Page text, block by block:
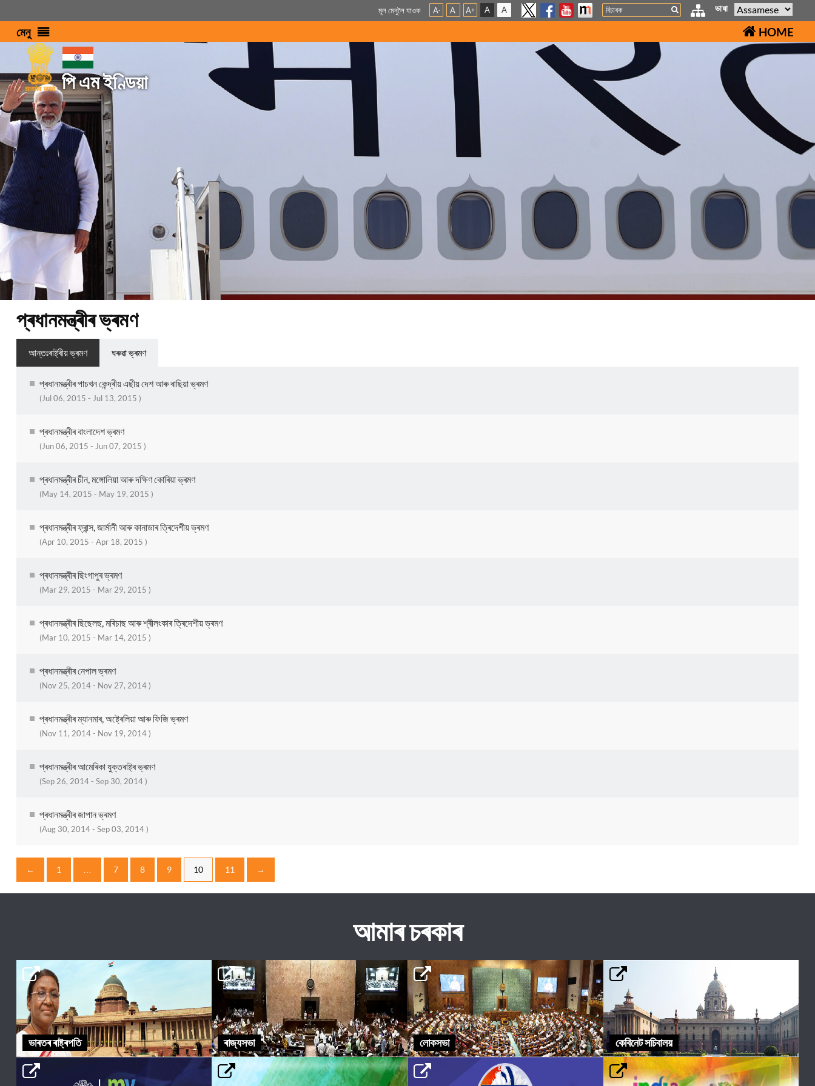
মূল মেনুলৈ যাওক A- A A+ A A Search ভাষা
মেনু HOME
পি এম ইণ্ডিয়া
প্ৰধানমন্ত্ৰীৰ ভ্ৰমণ
আন্তঃৰাষ্ট্ৰীয় ভ্ৰমণ ঘৰুৱা ভ্ৰমণ
প্ৰধানমন্ত্ৰীৰ পাচখন কেন্দ্ৰীয় এছীয় দেশ আৰু ৰাছিয়া ভ্ৰমণ
(Jul 06, 2015 - Jul 13, 2015 )
প্ৰধানমন্ত্ৰীৰ বাংলাদেশ ভ্ৰমণ
(Jun 06, 2015 - Jun 07, 2015 )
প্ৰধানমন্ত্ৰীৰ চীন, মঙ্গোলিয়া আৰু দক্ষিণ কোৰিয়া ভ্ৰমণ
(May 14, 2015 - May 19, 2015 )
প্ৰধানমন্ত্ৰীৰ ফ্ৰান্স, জাৰ্মানী আৰু কানাডাৰ ত্ৰিদেশীয় ভ্ৰমণ
(Apr 10, 2015 - Apr 18, 2015 )
প্ৰধানমন্ত্ৰীৰ ছিংগাপুৰ ভ্ৰমণ
(Mar 29, 2015 - Mar 29, 2015 )
প্ৰধানমন্ত্ৰীৰ ছিছেলছ, মৰিচাছ আৰু শ্ৰীলংকাৰ ত্ৰিদেশীয় ভ্ৰমণ
(Mar 10, 2015 - Mar 14, 2015 )
প্ৰধানমন্ত্ৰীৰ নেপাল ভ্ৰমণ
(Nov 25, 2014 - Nov 27, 2014 )
প্ৰধানমন্ত্ৰীৰ ম্যানমাৰ, অষ্ট্ৰেলিয়া আৰু ফিজি ভ্ৰমণ
(Nov 11, 2014 - Nov 19, 2014 )
প্ৰধানমন্ত্ৰীৰ আমেৰিকা যুক্তৰাষ্ট্ৰ ভ্ৰমণ
(Sep 26, 2014 - Sep 30, 2014 )
প্ৰধানমন্ত্ৰীৰ জাপান ভ্ৰমণ
(Aug 30, 2014 - Sep 03, 2014 )
← 1 7 8 9 10 11 →
আমাৰ চৰকাৰ
ভাৰতৰ ৰাষ্ট্ৰপতি ৰাজ্যসভা লোকসভা কেবিনেট সচিবালয়